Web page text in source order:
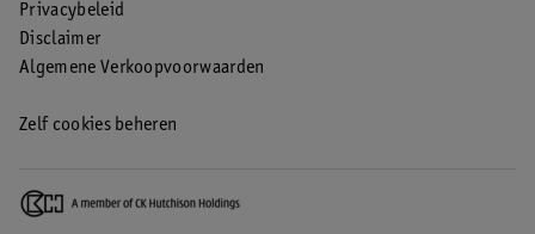
Privacybeleid
Disclaimer
Algemene Verkoopvoorwaarden
Zelf cookies beheren